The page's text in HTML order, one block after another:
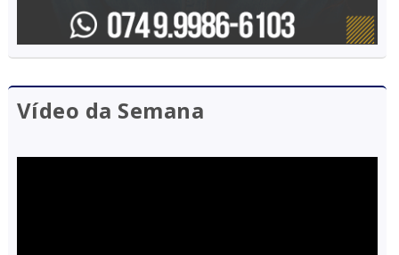
Vídeo da Semana